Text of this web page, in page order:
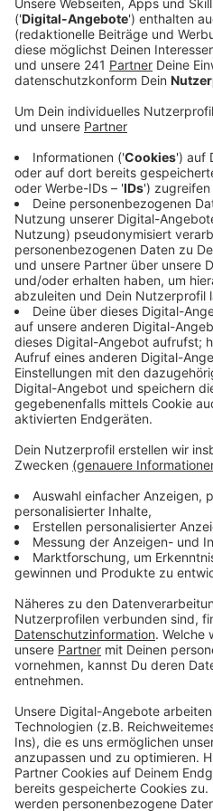
Anzeige
Ehrenamtliche
Anzeige
Unter anderem mit dem
ausgezeichnet wird der BSV
Mitglieder haben eine eigene
ihrem Verein auf Fair-Trade-
besonders geringen
hatte auch der
Ehrenamtspreis von Bayer
sitzt auch Geschäftsführer
Anzeige
Weitere Meldungen aus
Anzeige
Leverkusener Bündnis
Leverkusener
Schwerverletzter
Anzeige